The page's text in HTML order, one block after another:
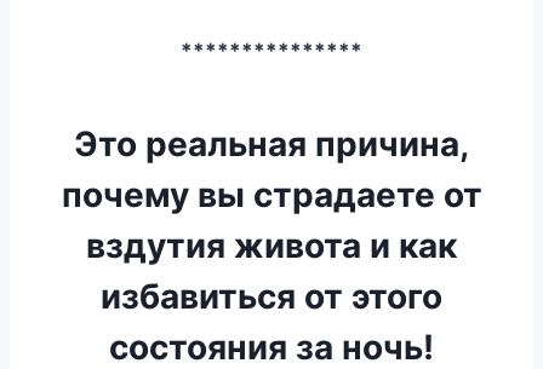
***************
Это реальная причина,
почему вы страдаете от
вздутия живота и как
избавиться от этого
состояния за ночь!